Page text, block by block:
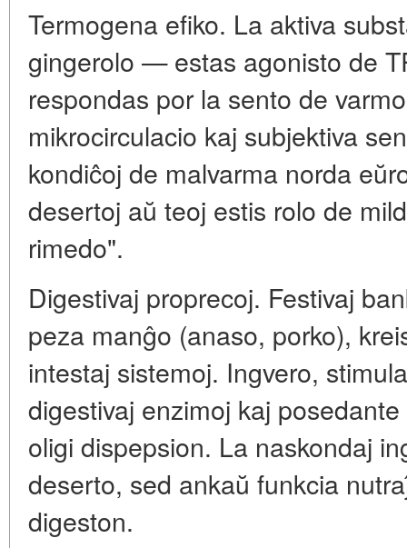
Termogena efiko. La aktiva
gingerolo — estas agonisto de
respondas por la sento de
mikrocirculacio kaj subjektiva
kondiĉoj de malvarma norda
desertoj aŭ teoj estis rolo de
rimedo".
Digestivaj proprecoj. Festivaj
peza manĝo (anaso, porko),
intestaj sistemoj. Ingvero,
digestivaj enzimoj kaj
oligi dispepsion. La naskondaj
deserto, sed ankaŭ funkcia
digeston.